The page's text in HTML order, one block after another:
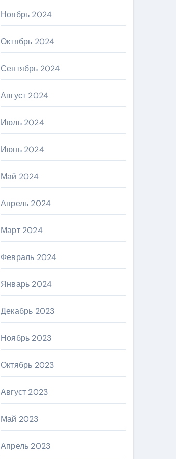
Ноябрь 2024
Октябрь 2024
Сентябрь 2024
Август 2024
Июль 2024
Июнь 2024
Май 2024
Апрель 2024
Март 2024
Февраль 2024
Январь 2024
Декабрь 2023
Ноябрь 2023
Октябрь 2023
Август 2023
Май 2023
Апрель 2023